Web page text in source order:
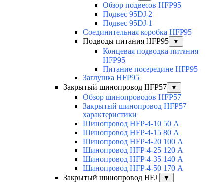
Обзор подвесов HFP95
Подвес 95DJ-2
Подвес 95DJ-1
Соединительная коробка HFP95
Подводы питания HFP95
▼
Концевая подводка питания
HFP95
Питание посередине HFP95
Заглушка HFP95
Закрытый шинопровод HFP57
▼
Обзор шинопроводов HFP57
Закрытый шинопровод HFP57
характеристики
Шинопровод HFP-4-10 50 А
Шинопровод HFP-4-15 80 А
Шинопровод HFP-4-20 100 А
Шинопровод HFP-4-25 120 А
Шинопровод HFP-4-35 140 А
Шинопровод HFP-4-50 170 А
Закрытый шинопровод HFJ
▼